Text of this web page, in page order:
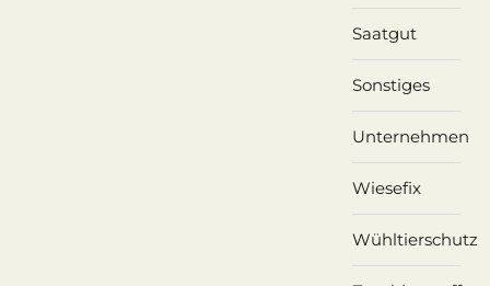
Saatgut
Sonstiges
Unternehmen
Wiesefix
Wühltierschutz